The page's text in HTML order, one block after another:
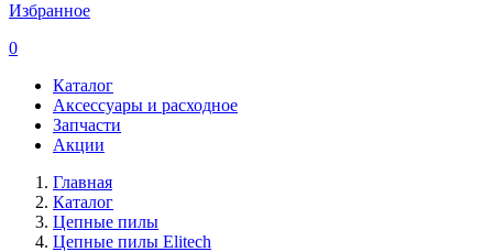
Избранное
0
Каталог
Аксессуары и расходное
Запчасти
Акции
Главная
Каталог
Цепные пилы
Цепные пилы Elitech